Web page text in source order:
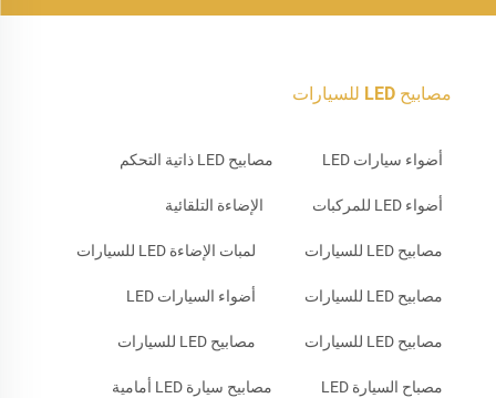
مصابيح LED للسيارات
أضواء سيارات LED مصابيح LED ذاتية التحكم
أضواء LED للمركبات الإضاءة التلقائية
مصابيح LED للسيارات لمبات الإضاءة LED للسيارات
مصابيح LED للسيارات أضواء السيارات LED
مصابيح LED للسيارات مصابيح LED للسيارات
مصباح السيارة LED مصابيح سيارة LED أمامية